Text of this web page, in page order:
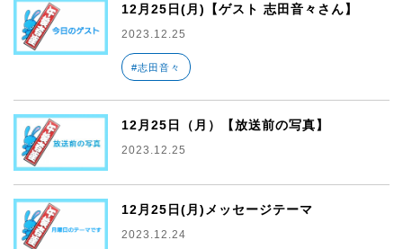
12月25日(月)【ゲスト 志田音々さん】
2023.12.25
#志田音々
12月25日（月）【放送前の写真】
2023.12.25
12月25日(月)メッセージテーマ
2023.12.24